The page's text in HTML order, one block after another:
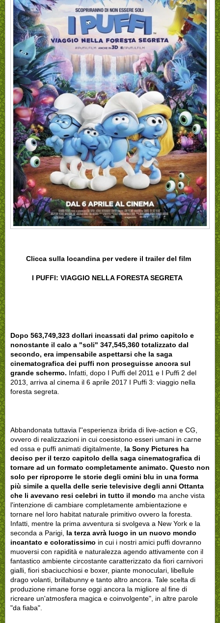
Clicca sulla locandina per vedere il trailer del film
I PUFFI: VIAGGIO NELLA FORESTA SEGRETA
Dopo 563,749,323 dollari incassati dal primo capitolo e
nonostante il calo a "soli" 347,545,360 totalizzato dal
secondo, era impensabile aspettarsi che la saga
cinematografica dei puffi non proseguisse ancora sul
grande schermo. Infatti, dopo I Puffi del 2011 e I Puffi 2 del
2013, arriva al cinema il 6 aprile 2017 I Puffi 3: viaggio nella
foresta segreta.
Abbandonata tuttavia l''esperienza ibrida di live-action e CG,
ovvero di realizzazioni in cui coesistono esseri umani in carne
ed ossa e puffi animati digitalmente, la Sony Pictures ha
deciso per il terzo capitolo della saga cinematografica di
tornare ad un formato completamente animato. Questo non
solo per riproporre le storie degli omini blu in una forma
più simile a quella delle serie televisive degli anni Ottanta
che li avevano resi celebri in tutto il mondo ma anche vista
l'intenzione di cambiare completamente ambientazione e
tornare nel loro habitat naturale primitivo ovvero la foresta.
Infatti, mentre la prima avventura si svolgeva a New York e la
seconda a Parigi, la terza avrà luogo in un nuovo mondo
incantato e coloratissimo in cui i nostri amici puffi dovranno
muoversi con rapidità e naturalezza agendo attivamente con il
fantastico ambiente circostante caratterizzato da fiori carnivori
gialli, fiori sbaciucchiosi e boxer, piante monoculari, libellule
drago volanti, brillabunny e tanto altro ancora. Tale scelta di
produzione rimane forse oggi ancora la migliore al fine di
ricreare un'atmosfera magica e coinvolgente", in altre parole
"da fiaba".